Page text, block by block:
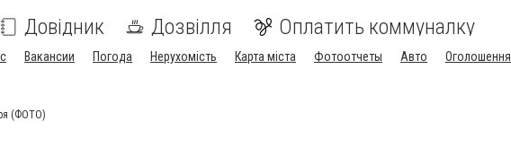
Довідник Дозвілля Оплатить коммуналку
Вакансии Погода Нерухомість Карта міста Фотоотчеты Авто
Оголошення
(ФОТО)